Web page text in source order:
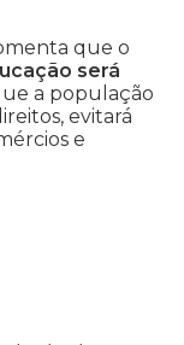
que o
será
a população
evitará
e